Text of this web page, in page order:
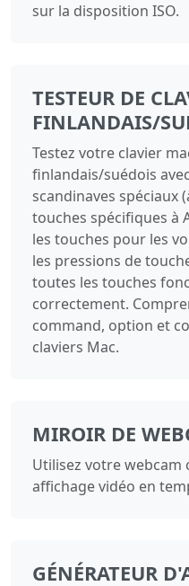
sur la disposition ISO.
TESTEUR DE
FINLANDAIS/
Testez votre clavier
finlandais/suédois
scandinaves spéciaux
touches spécifiques à
les touches pour les
les pressions de
toutes les touches
correctement.
command, option et
claviers Mac.
MIROIR DE
Utilisez votre webcam
affichage vidéo en
GÉNÉRATEUR